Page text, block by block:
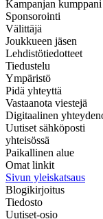
Kampanjan kumppani
Sponsorointi
Välittäjä
Joukkueen jäsen
Lehdistötiedotteet
Tiedustelu
Ympäristö
Pidä yhteyttä
Vastaanota viestejä
Digitaalinen
Uutiset sähköposti
yhteisössä
Paikallinen alue
Omat linkit
Sivun yleiskatsaus
Blogikirjoitus
Tiedosto
Uutiset-osio